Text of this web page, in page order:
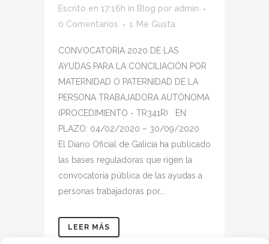
Escrito en 17:16h in Blog por admin
0 Comentarios
1 Me Gusta
CONVOCATORIA 2020 DE LAS
AYUDAS PARA LA CONCILIACIÓN POR
MATERNIDAD O PATERNIDAD DE LA
PERSONA TRABAJADORA AUTÓNOMA
(PROCEDIMIENTO - TR341R) EN
PLAZO: 04/02/2020 – 30/09/2020
El Diario Oficial de Galicia ha publicado
las bases reguladoras que rigen la
convocatoria pública de las ayudas a
personas trabajadoras por...
LEER MÁS